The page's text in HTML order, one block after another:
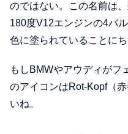
のではない。この名前は
180度V12エンジンの4バ
色に塗られていることにち
もしBMWやアウディがフ
のアイコンはRot-Kopf（
いね。